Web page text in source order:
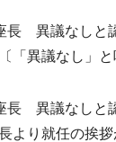
長 異議なしと
議なし」と呼
長 異議なしと
より就任の挨拶